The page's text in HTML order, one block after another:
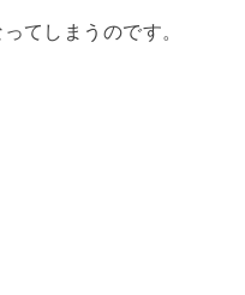
てしまうのです。